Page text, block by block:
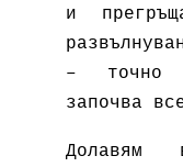
и
– точно
започва
Долавям